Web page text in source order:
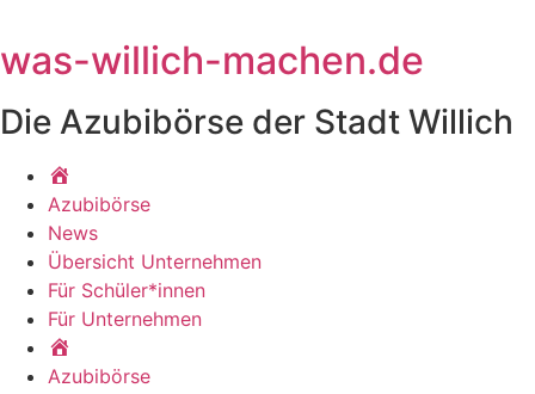
springen
was-willich-machen.de
Die Azubibörse der Stadt Willich
Azubibörse
News
Übersicht Unternehmen
Für Schüler*innen
Für Unternehmen
Azubibörse